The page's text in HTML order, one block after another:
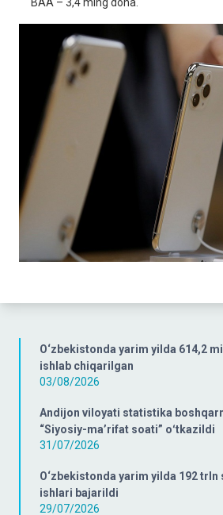
O‘zbekistonda yarim yilda 614,2
ishlab chiqarilgan
03/08/2026
Andijon viloyati statistika
“Siyosiy-ma’rifat soati” oʻtkazildi
31/07/2026
O‘zbekistonda yarim yilda 192 trln
ishlari bajarildi
29/07/2026